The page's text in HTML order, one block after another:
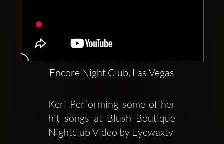
Encore Night Club, Las Vegas
Keri Performing some of her
hit songs at Blush Boutique
Nightclub Video by Eyewaxtv